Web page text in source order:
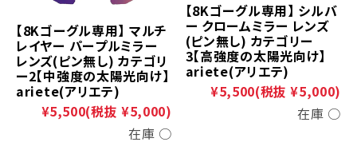
【8Kゴーグル専用】 マルチ
レイヤー パープルミラー
レンズ(ピン無し) カテゴリ
ー2【中強度の太陽光向け】
ariete(アリエテ)
¥5,500(税抜 ¥5,000)
在庫 ○
【8Kゴーグル専用】 シルバ
ー クロームミラー レンズ
(ピン無し) カテゴリー
3【高強度の太陽光向け】
ariete(アリエテ)
¥5,500(税抜 ¥5,000)
在庫 ○